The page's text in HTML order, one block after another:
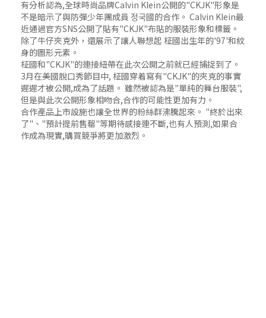
有分析認為,全球時尚品牌Calvin Klein公開的"CKJK"形象是
不是暗示了與防彈少年團成員 정국國的合作。 Calvin Klein最
近通過官方SNS公開了貼有"CKJK"布貼的服裝形象和標籤。
除了牛仔夾克外，還展示了讓人聯想起 柾國出生年的'97'和紋
身的圖形元素。
柾國和"CKJK"的連接紐帶在此次公開之前就已經捕捉到了。
3月在美國脫口秀節目中, 柾國穿着寫有"CKJK"的夾克的事實
遲遲才被公開,成為了話題。 雖然被認為是"單純的舞台服裝",
但是與此次公開形象相吻合,合作的可能性更加有力。
合作產品上市設施也讓全世界的粉絲群沸騰起來。 "終於出來
了"、"預計提前售罄"等期待感接連不斷,也有人預測,如果合
作成為現實,購買競爭將更加激烈。